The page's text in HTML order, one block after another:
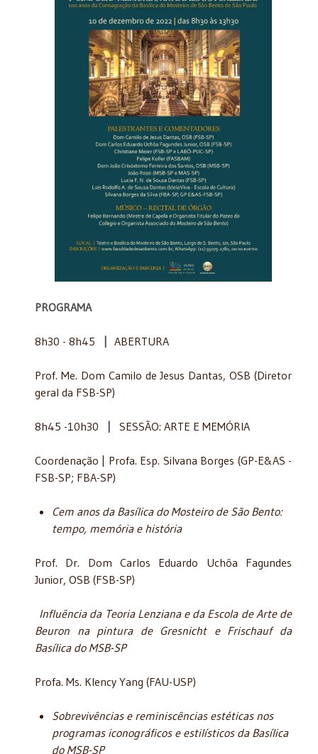
PROGRAMA
8h30 - 8h45 | ABERTURA
Prof. Me. Dom Camilo de Jesus Dantas, OSB (Diretor
geral da FSB-SP)
8h45 -10h30 | SESSÃO: ARTE E MEMÓRIA​
Coordenação | Profa. Esp. Silvana Borges (GP-E&AS -
FSB-SP; FBA-SP)
Cem anos da Basílica do Mosteiro de São Bento:
tempo, memória e história
Prof. Dr. Dom Carlos Eduardo Uchôa Fagundes
Junior, OSB (FSB-SP)
Influência da Teoria Lenziana e da Escola de Arte de
Beuron na pintura de Gresnicht e Frischauf da
Basílica do MSB-SP
Profa. Ms. Klency Yang (FAU-USP)
Sobrevivências e reminiscências estéticas nos
programas iconográficos e estilísticos da Basílica
do MSB-SP